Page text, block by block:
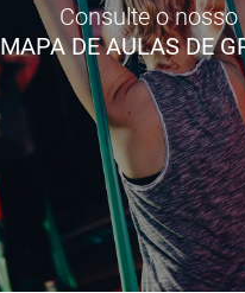
Consulte o nosso
MAPA DE AULAS DE